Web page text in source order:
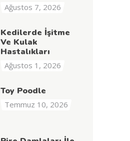
Ağustos 7, 2026
Kedilerde İşitme
Ve Kulak
Hastalıkları
Ağustos 1, 2026
Toy Poodle
Temmuz 10, 2026